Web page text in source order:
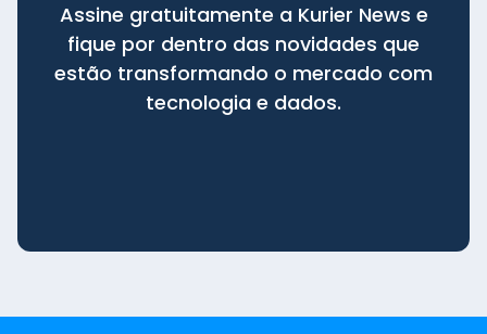
Assine gratuitamente a Kurier News e
fique por dentro das novidades que
estão transformando o mercado com
tecnologia e dados.